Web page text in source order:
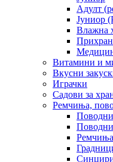
Адулт
Јуниор
Влажна
Витамини и
Вкусни
Играчки
Садови за
Ремчиња,
Ремчиња